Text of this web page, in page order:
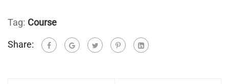
Tag: Course
Share: